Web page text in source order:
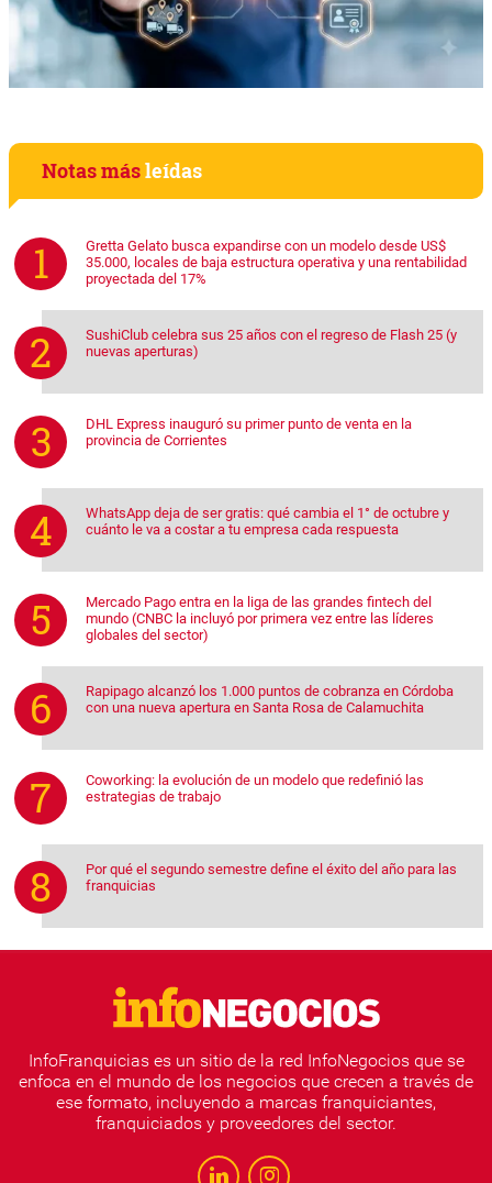
Notas másleídas
Gretta Gelato busca expandirse con un modelo desde US$
35.000, locales de baja estructura operativa y una rentabilidad
proyectada del 17%
SushiClub celebra sus 25 años con el regreso de Flash 25 (y
nuevas aperturas)
DHL Express inauguró su primer punto de venta en la
provincia de Corrientes
WhatsApp deja de ser gratis: qué cambia el 1° de octubre y
cuánto le va a costar a tu empresa cada respuesta
Mercado Pago entra en la liga de las grandes fintech del
mundo (CNBC la incluyó por primera vez entre las líderes
globales del sector)
Rapipago alcanzó los 1.000 puntos de cobranza en Córdoba
con una nueva apertura en Santa Rosa de Calamuchita
Coworking: la evolución de un modelo que redefinió las
estrategias de trabajo
Por qué el segundo semestre define el éxito del año para las
franquicias
InfoFranquicias es un sitio de la red InfoNegocios que se
enfoca en el mundo de los negocios que crecen a través de
ese formato, incluyendo a marcas franquiciantes,
franquiciados y proveedores del sector.